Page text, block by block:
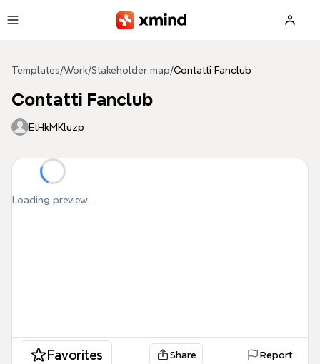
Templates/Work/Stakeholder map/Contatti Fanclub
Contatti Fanclub
EtHkMKluzp
Loading preview...
Favorites Share Report